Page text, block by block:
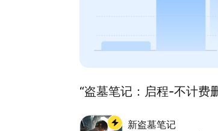
“盗墓笔记：启程-不计费
新盗墓笔记